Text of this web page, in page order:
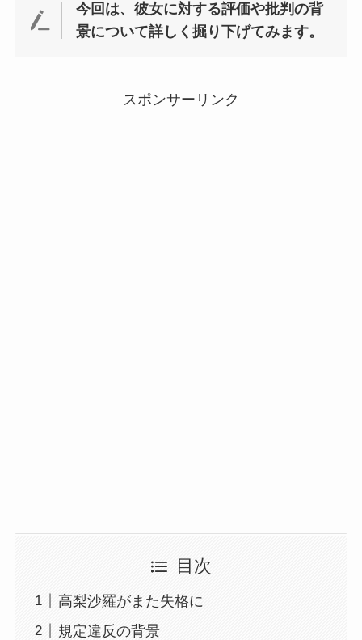
今回は、彼女に対する評価や批判の背
景について詳しく掘り下げてみます。
スポンサーリンク
目次
高梨沙羅がまた失格に
規定違反の背景